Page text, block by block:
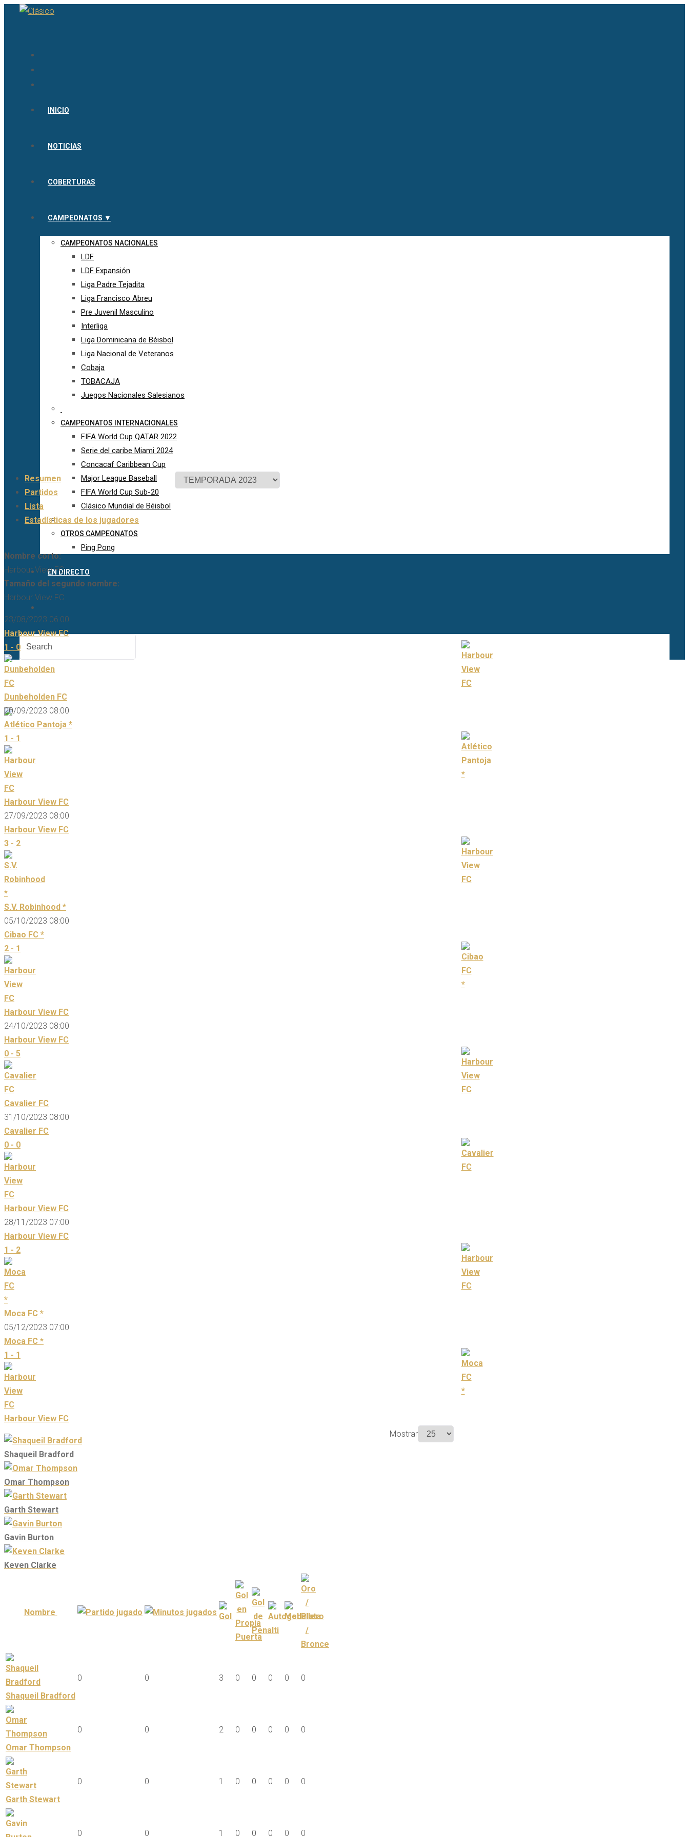
INICIO
NOTICIAS
COBERTURAS
CAMPEONATOS ▼
CAMPEONATOS NACIONALES
LDF
LDF Expansión
Liga Padre Tejadita
Liga Francisco Abreu
Pre Juvenil Masculino
Interliga
Liga Dominicana de Béisbol
Liga Nacional de Veteranos
Cobaja
TOBACAJA
Juegos Nacionales Salesianos
CAMPEONATOS INTERNACIONALES
FIFA World Cup QATAR 2022
Serie del caribe Miami 2024
Concacaf Caribbean Cup
Major League Baseball
FIFA World Cup Sub-20
Clásico Mundial de Béisbol
OTROS CAMPEONATOS
Ping Pong
EN DIRECTO
Resumen
Partidos
Lista
Estadísticas de los jugadores
Nombre corto:
Harbour View FC
Tamaño del segundo nombre:
Harbour View FC
23/08/2023 06:00
Harbour View FC
1 - 0
Dunbeholden FC
20/09/2023 08:00
Atlético Pantoja *
1 - 1
Harbour View FC
27/09/2023 08:00
Harbour View FC
3 - 2
S.V. Robinhood *
05/10/2023 08:00
Cibao FC *
2 - 1
Harbour View FC
24/10/2023 08:00
Harbour View FC
0 - 5
Cavalier FC
31/10/2023 08:00
Cavalier FC
0 - 0
Harbour View FC
28/11/2023 07:00
Harbour View FC
1 - 2
Moca FC *
05/12/2023 07:00
Moca FC *
1 - 1
Harbour View FC
Mostrar
Shaqueil Bradford
Omar Thompson
Garth Stewart
Gavin Burton
Keven Clarke
Nombre
Shaqueil Bradford
0 0 3 0 0 0 0 0
Omar Thompson
0 0 2 0 0 0 0 0
Garth Stewart
0 0 1 0 0 0 0 0
0 0 1 0 0 0 0 0